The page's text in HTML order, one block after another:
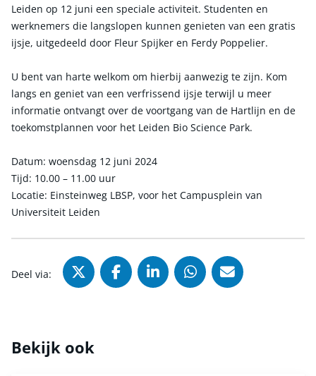
Leiden op 12 juni een speciale activiteit. Studenten en
werknemers die langslopen kunnen genieten van een gratis
ijsje, uitgedeeld door Fleur Spijker en Ferdy Poppelier.
U bent van harte welkom om hierbij aanwezig te zijn. Kom
langs en geniet van een verfrissend ijsje terwijl u meer
informatie ontvangt over de voortgang van de Hartlijn en de
toekomstplannen voor het Leiden Bio Science Park.
Datum: woensdag 12 juni 2024
Tijd: 10.00 – 11.00 uur
Locatie: Einsteinweg LBSP, voor het Campusplein van
Universiteit Leiden
Deel via: Deel via X (Twitter), opent in
Deel via Facebook, opent
Deel via LinkedIn,
Deel viaDeel via
Bekijk ook